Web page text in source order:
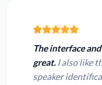
The interface
great. I also like
speaker